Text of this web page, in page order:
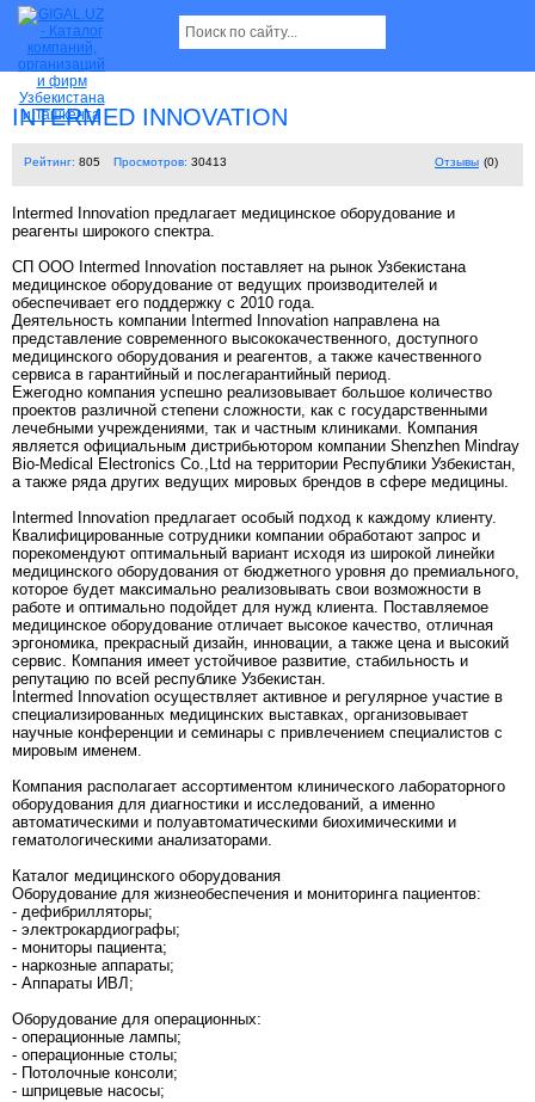
INTERMED INNOVATION
Рейтинг: 805 Просмотров: 30413 Отзывы (0)
Intermed Innovation предлагает медицинское оборудование и
реагенты широкого спектра.
СП ООО Intermed Innovation поставляет на рынок Узбекистана
медицинское оборудование от ведущих производителей и
обеспечивает его поддержку с 2010 года.
Деятельность компании Intermed Innovation направлена на
представление современного высококачественного, доступного
медицинского оборудования и реагентов, а также качественного
сервиса в гарантийный и послегарантийный период.
Ежегодно компания успешно реализовывает большое количество
проектов различной степени сложности, как с государственными
лечебными учреждениями, так и частным клиниками. Компания
является официальным дистрибьютором компании Shenzhen Mindray
Bio-Medical Electronics Сo.,Ltd на территории Республики Узбекистан,
а также ряда других ведущих мировых брендов в сфере медицины.
Intermed Innovation предлагает особый подход к каждому клиенту.
Квалифицированные сотрудники компании обработают запрос и
порекомендуют оптимальный вариант исходя из широкой линейки
медицинского оборудования от бюджетного уровня до премиального,
которое будет максимально реализовывать свои возможности в
работе и оптимально подойдет для нужд клиента. Поставляемое
медицинское оборудование отличает высокое качество, отличная
эргономика, прекрасный дизайн, инновации, а также цена и высокий
сервис. Компания имеет устойчивое развитие, стабильность и
репутацию по всей республике Узбекистан.
Intermed Innovation осуществляет активное и регулярное участие в
специализированных медицинских выставках, организовывает
научные конференции и семинары с привлечением специалистов с
мировым именем.
Компания располагает ассортиментом клинического лабораторного
оборудования для диагностики и исследований, а именно
автоматическими и полуавтоматическими биохимическими и
гематологическими анализаторами.
Каталог медицинского оборудования
Оборудование для жизнеобеспечения и мониторинга пациентов:
- дефибрилляторы;
- электрокардиографы;
- мониторы пациента;
- наркозные аппараты;
- Аппараты ИВЛ;
Оборудование для операционных:
- операционные лампы;
- операционные столы;
- Потолочные консоли;
- шприцевые насосы;